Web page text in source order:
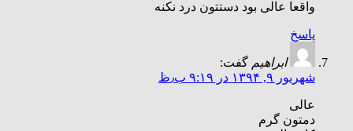
واقعا عالی بود دستتون درد نکنه
پاسخ
ابراهیم گفت:
شهریور ۹, ۱۳۹۴ در ۹:۱۹ ب٫ظ
عالی
دمتون گرم